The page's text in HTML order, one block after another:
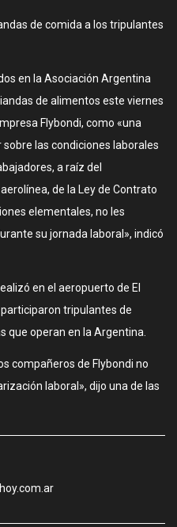
de comida a los tripulantes
en la Asociación Argentina
de alimentos este viernes
Flybondi, como «una
las condiciones laborales
a raíz del
de la Ley de Contrato
elementales, no les
su jornada laboral», indicó
en el aeropuerto de El
tripulantes de
que operan en la Argentina.
compañeros de Flybondi no
laboral», dijo una de las